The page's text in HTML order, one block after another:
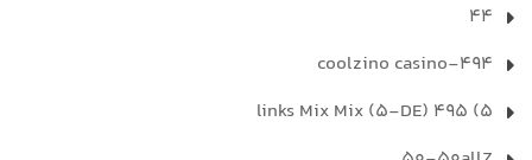
44
494-coolzino casino
5) 495 links Mix Mix (5-DE)